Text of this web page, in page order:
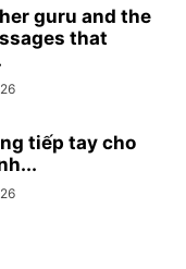
guru and the
that
tiếp tay cho